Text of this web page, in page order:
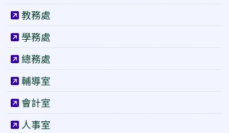
教務處
學務處
總務處
輔導室
會計室
人事室